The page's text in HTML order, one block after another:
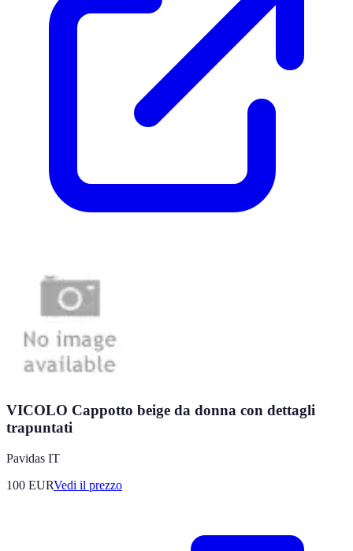
VICOLO Cappotto beige da donna con dettagli
trapuntati
Pavidas IT
100 EURVedi il prezzo